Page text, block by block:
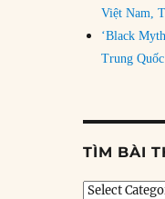
Việt Nam,
‘Black
Trung Quốc
TÌM BÀI
Tìm